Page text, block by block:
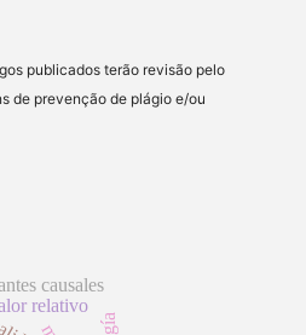
publicados terão revisão pelo
de prevenção de plágio e/ou
relativo
causales